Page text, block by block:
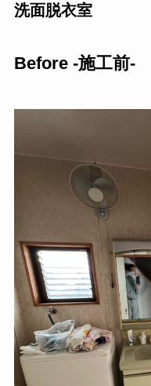
洗面脱衣室
Before -施工前-